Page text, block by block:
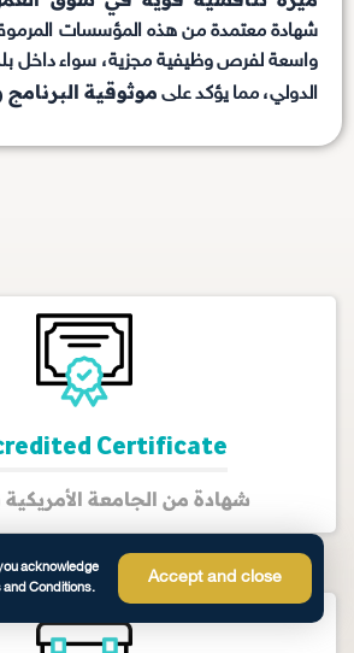
شهادة معتمدة من هذه المؤسسات
واسعة لفرص وظيفية مجزية، سواء داخل
الدولي، مما يؤكد على موثوقية البرنامج
Certificate
شهادة من الجامعة
acknowledge
and Conditions.
Accept and close